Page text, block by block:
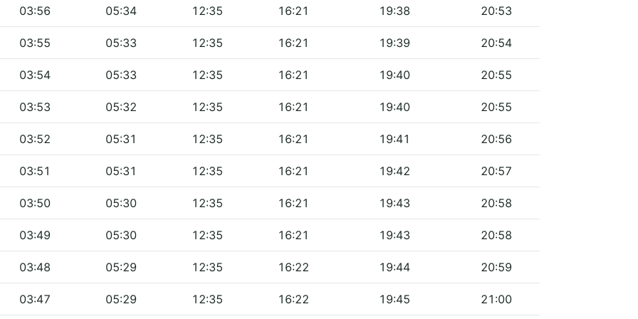
03:56 05:34 12:35 16:21 19:38 20:53
03:55 05:33 12:35 16:21 19:39 20:54
03:54 05:33 12:35 16:21 19:40 20:55
03:53 05:32 12:35 16:21 19:40 20:55
03:52 05:31 12:35 16:21 19:41 20:56
03:51 05:31 12:35 16:21 19:42 20:57
03:50 05:30 12:35 16:21 19:43 20:58
03:49 05:30 12:35 16:21 19:43 20:58
03:48 05:29 12:35 16:22 19:44 20:59
03:47 05:29 12:35 16:22 19:45 21:00